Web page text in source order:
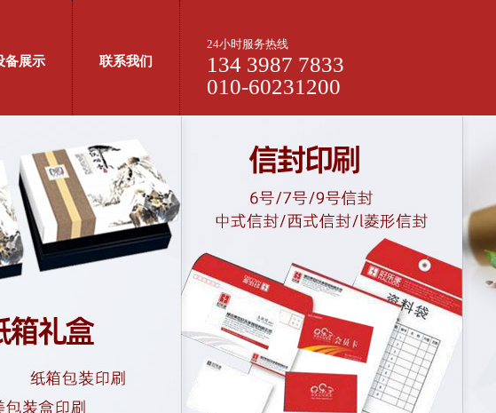
备展示 联系我们
24小时服务热线
134 3987 7833
010-60231200